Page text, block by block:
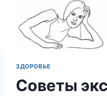
содержимому
ЗДОРОВЬЕ
Советы